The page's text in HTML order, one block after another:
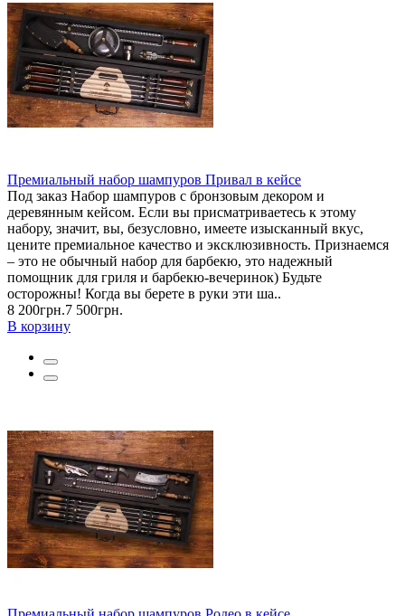
Премиальный набор шампуров Привал в кейсе
Под заказ Набор шампуров с бронзовым декором и
деревянным кейсом. Если вы присматриваетесь к этому
набору, значит, вы, безусловно, имеете изысканный вкус,
цените премиальное качество и эксклюзивность. Признаемся
– это не обычный набор для барбекю, это надежный
помощник для гриля и барбекю-вечеринок) Будьте
осторожны! Когда вы берете в руки эти ша..
8 200грн.7 500грн.
В корзину